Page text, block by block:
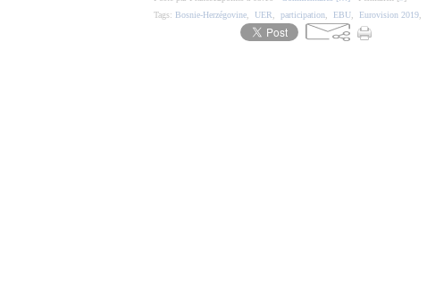
Tags: Bosnie-Herzégovine UER participation EBU Eurovision 2019